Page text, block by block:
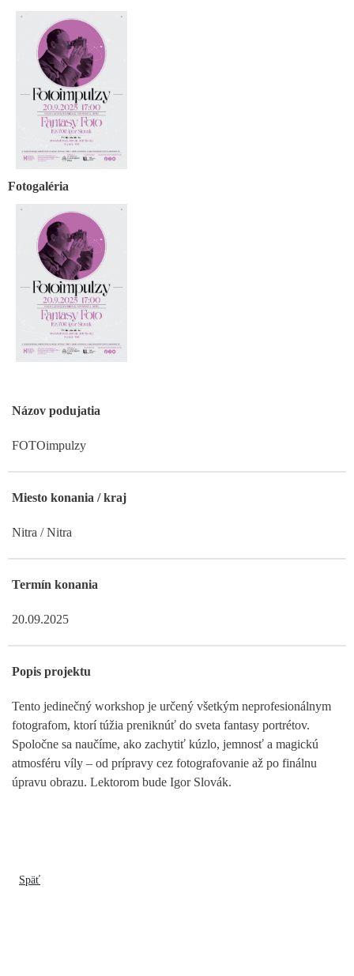
Fotogaléria
Názov podujatia
FOTOimpulzy
Miesto konania / kraj
Nitra / Nitra
Termín konania
20.09.2025
Popis projektu
Tento jedinečný workshop je určený všetkým neprofesionálnym
fotografom, ktorí túžia preniknúť do sveta fantasy portrétov.
Spoločne sa naučíme, ako zachytiť kúzlo, jemnosť a magickú
atmosféru víly – od prípravy cez fotografovanie až po finálnu
úpravu obrazu. Lektorom bude Igor Slovák.
Späť